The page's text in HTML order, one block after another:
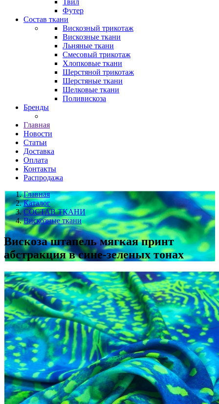
Твил
Футер
Состав ткани
Вискозный трикотаж
Вискозные ткани
Льняные ткани
Смесовый трикотаж
Хлопковые ткани
Шерстяной трикотаж
Шерстяные ткани
Шелковые ткани
Поливискоза
Бренды
Главная
Новости
Статьи
Доставка
Оплата
Контакты
Распродажа
Главная
Каталог
СОСТАВ ТКАНИ
Вискозные ткани
Вискоза штапель мягкая принт
абстракция в сине-зеленых тонах